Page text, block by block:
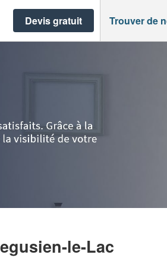
Devis gratuit Trouver de
le-Lac